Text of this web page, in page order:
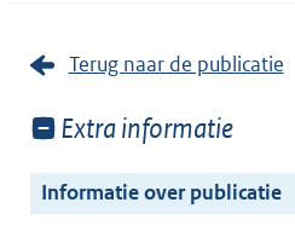
Terug naar de publicatie
Toon
van:
Extra informatie
Informatie over publicatie